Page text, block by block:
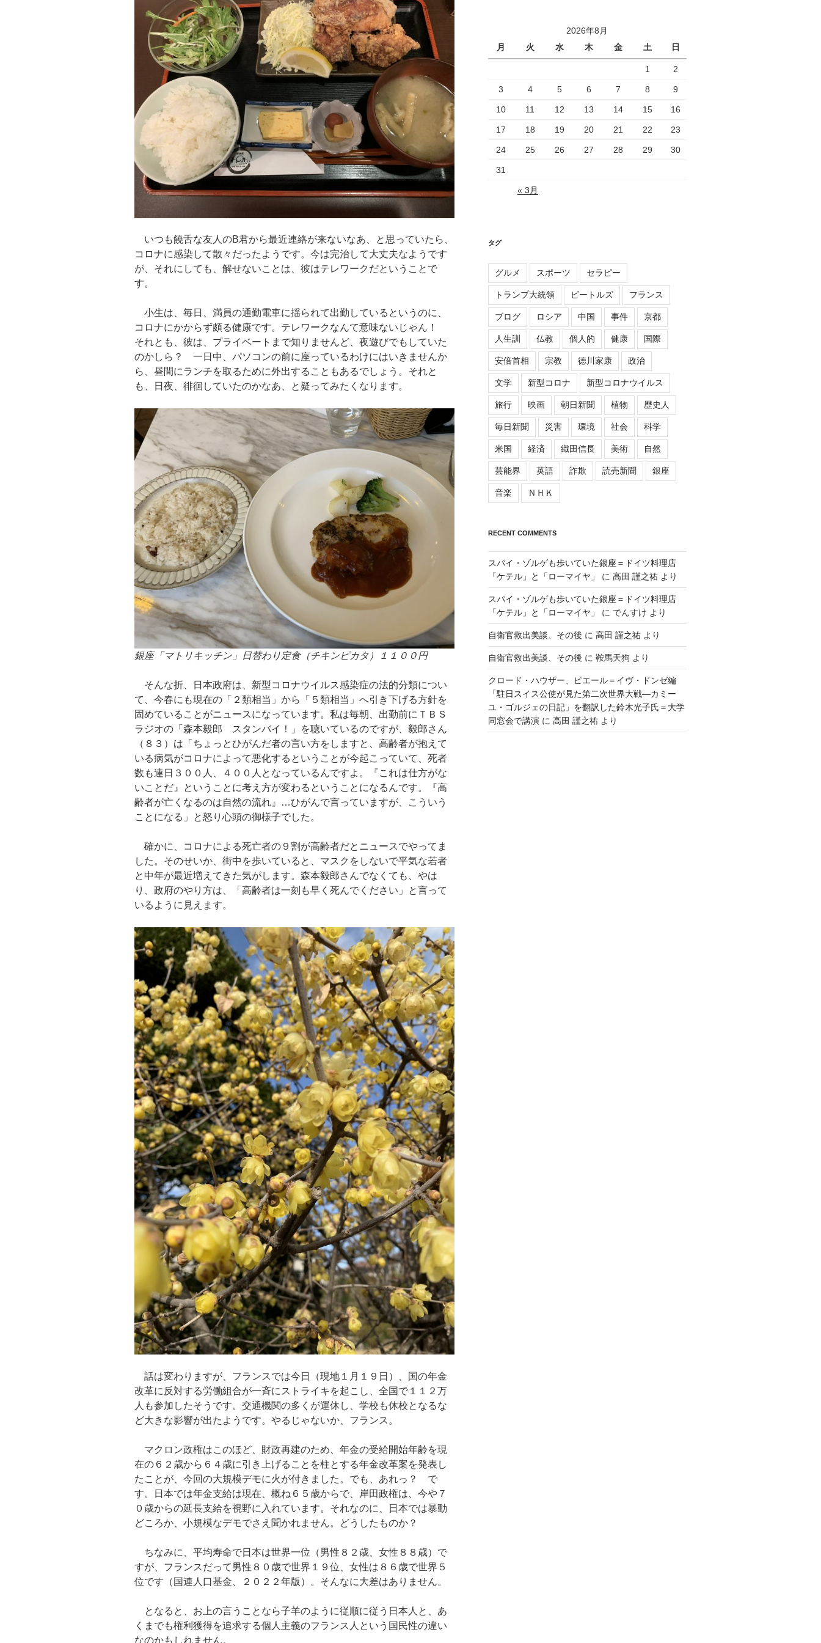
いつも饒舌な友人のB君から最近連絡が来ないなあ、と思っていたら、
コロナに感染して散々だったようです。今は完治して大丈夫なようです
が、それにしても、解せないことは、彼はテレワークだということで
す。
小生は、毎日、満員の通勤電車に揺られて出勤しているというのに、
コロナにかからず頗る健康です。テレワークなんて意味ないじゃん！
それとも、彼は、プライベートまで知りませんど、夜遊びでもしていた
のかしら？ 一日中、パソコンの前に座っているわけにはいきませんか
ら、昼間にランチを取るために外出することもあるでしょう。それと
も、日夜、徘徊していたのかなあ、と疑ってみたくなります。
銀座「マトリキッチン」日替わり定食（チキンピカタ）１１００円
そんな折、日本政府は、新型コロナウイルス感染症の法的分類につい
て、今春にも現在の「２類相当」から「５類相当」へ引き下げる方針を
固めていることがニュースになっています。私は毎朝、出勤前にＴＢＳ
ラジオの「森本毅郎 スタンバイ！」を聴いているのですが、毅郎さん
（８３）は「ちょっとひがんだ者の言い方をしますと、高齢者が抱えて
いる病気がコロナによって悪化するということが今起こっていて、死者
数も連日３００人、４００人となっているんですよ。『これは仕方がな
いことだ』ということに考え方が変わるということになるんです。『高
齢者が亡くなるのは自然の流れ』…ひがんで言っていますが、こういう
ことになる」と怒り心頭の御様子でした。
確かに、コロナによる死亡者の９割が高齢者だとニュースでやってま
した。そのせいか、街中を歩いていると、マスクをしないで平気な若者
と中年が最近増えてきた気がします。森本毅郎さんでなくても、やは
り、政府のやり方は、「高齢者は一刻も早く死んでください」と言って
いるように見えます。
話は変わりますが、フランスでは今日（現地１月１９日）、国の年金
改革に反対する労働組合が一斉にストライキを起こし、全国で１１２万
人も参加したそうです。交通機関の多くが運休し、学校も休校となるな
ど大きな影響が出たようです。やるじゃないか、フランス。
マクロン政権はこのほど、財政再建のため、年金の受給開始年齢を現
在の６２歳から６４歳に引き上げることを柱とする年金改革案を発表し
たことが、今回の大規模デモに火が付きました。でも、あれっ？ で
す。日本では年金支給は現在、概ね６５歳からで、岸田政権は、今や７
０歳からの延長支給を視野に入れています。それなのに、日本では暴動
どころか、小規模なデモでさえ聞かれません。どうしたものか？
ちなみに、平均寿命で日本は世界一位（男性８２歳、女性８８歳）で
すが、フランスだって男性８０歳で世界１９位、女性は８６歳で世界５
位です（国連人口基金、２０２２年版）。そんなに大差はありません。
となると、お上の言うことなら子羊のように従順に従う日本人と、あ
くまでも権利獲得を追求する個人主義のフランス人という国民性の違い
なのかもしれません。
2026年8月
月
火 水 木 金 土 日
1 2
3 4 5 6 7 8 9
10 11 12 13 14 15 16
17 18 19 20 21 22 23
24 25 26 27 28 29 30
31
« 3月
タグ
グルメ スポーツ セラピー
トランプ大統領 ビートルズ フランス
ブログ ロシア 中国 事件 京都
人生訓 仏教 個人的 健康 国際
安倍首相 宗教 徳川家康 政治
文学 新型コロナ 新型コロナウイルス
旅行 映画 朝日新聞 植物 歴史人
毎日新聞 災害 環境 社会 科学
米国 経済 織田信長 美術 自然
芸能界 英語 詐欺 読売新聞 銀座
音楽 ＮＨＫ
RECENT COMMENTS
スパイ・ゾルゲも歩いていた銀座＝ドイツ料理店
「ケテル」と「ローマイヤ」
に 高田 謹之祐より
スパイ・ゾルゲも歩いていた銀座＝ドイツ料理店
「ケテル」と「ローマイヤ」
に でんすけ より
自衛官救出美談、その後 に 高田 謹之祐より
自衛官救出美談、その後 に 鞍馬天狗 より
クロード・ハウザー、ピエール＝イヴ・ドンゼ編
「駐日スイス公使が見た第二次世界大戦―カミー
ユ・ゴルジェの日記」を翻訳した鈴木光子氏＝大学
同窓会で講演に 高田 謹之祐より